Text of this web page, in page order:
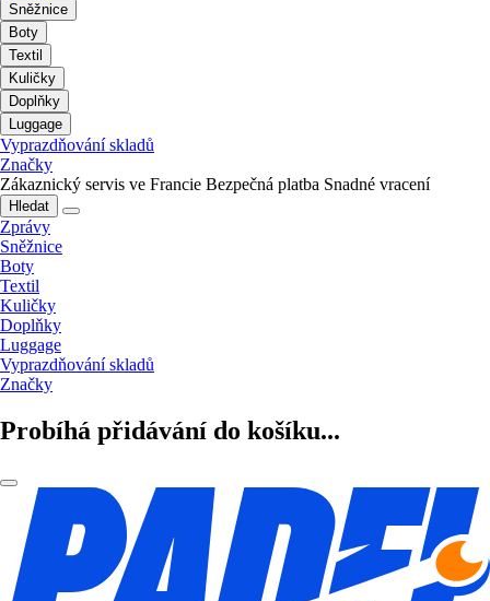
Sněžnice
Boty
Textil
Kuličky
Doplňky
Luggage
Vyprazdňování skladů
Značky
Zákaznický servis ve Francie Bezpečná platba Snadné vracení
Hledat
Zprávy
Sněžnice
Boty
Textil
Kuličky
Doplňky
Luggage
Vyprazdňování skladů
Značky
Probíhá přidávání do košíku...